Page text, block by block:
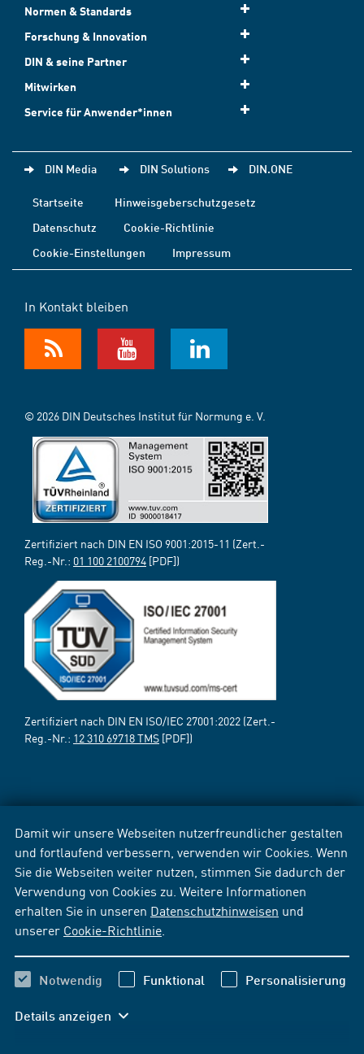
Damit wir unsere Webseiten nutzerfreundlicher gestalten
und fortlaufend verbessern, verwenden wir Cookies. Wenn
Sie die Webseiten weiter nutzen, stimmen Sie dadurch der
Verwendung von Cookies zu. Weitere Informationen
erhalten Sie in unseren Datenschutzhinweisen und
unserer Cookie-Richtlinie
Notwendig Funktional Personalisierung
Details anzeigen
Normen & Standards
Forschung & Innovation
DIN & seine Partner
Mitwirken
Service für Anwender*innen
DIN Media DIN Solutions DIN.ONE
Startseite
Hinweisgeberschutzgesetz
Datenschutz
Cookie-Richtlinie
Cookie-Einstellungen
Impressum
In Kontakt bleiben
© 2026 DIN Deutsches Institut für Normung e. V.
Zertifiziert nach DIN EN ISO 9001:2015-11 (Zert.-
Reg.-Nr.: 01 100 2100794 [PDF])
Zertifiziert nach DIN EN ISO/IEC 27001:2022 (Zert.-
Reg.-Nr.: 12 310 69718 TMS [PDF])